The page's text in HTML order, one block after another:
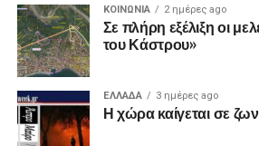
ΚΟΙΝΩΝΙΑ 2 ημέρες ago
Σε πλήρη εξέλιξη οι
του Κάστρου»
ΕΛΛΑΔΑ 3 ημέρες ago
Η χώρα καίγεται σε